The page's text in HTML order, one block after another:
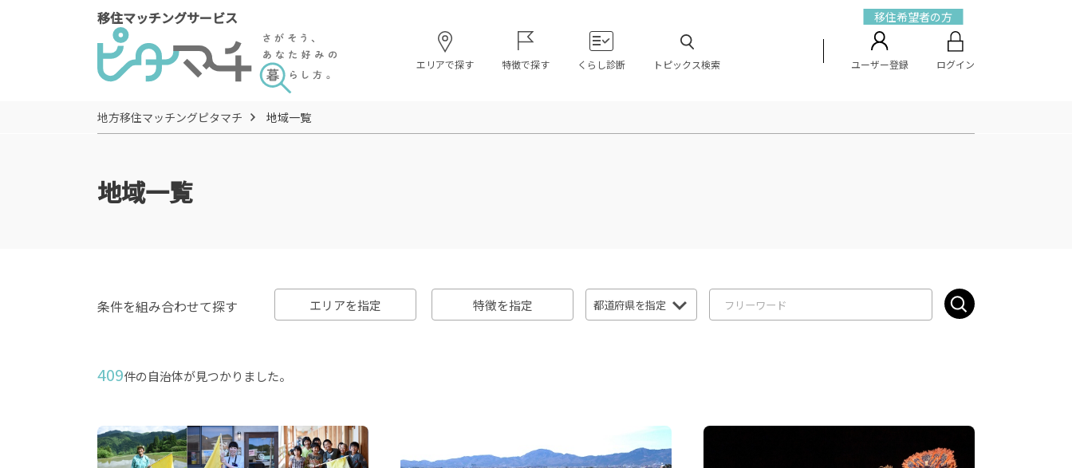
移住マッチングサービス
エリアで探す 特徴で探す くらし診断 トピックス検索
移住希望者の方
ユーザー登録 ログイン
地方移住マッチングピタマチ 地域一覧
地域一覧
条件を組み合わせて探す エリアを指定 特徴を指定
409件の自治体が見つかりました。